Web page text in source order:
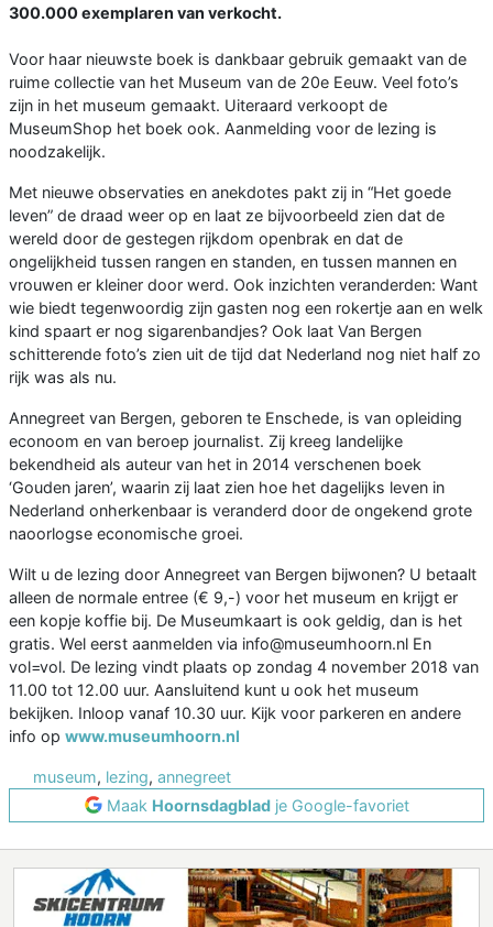
300.000 exemplaren van verkocht.
Voor haar nieuwste boek is dankbaar gebruik gemaakt van de
ruime collectie van het Museum van de 20e Eeuw. Veel foto’s
zijn in het museum gemaakt. Uiteraard verkoopt de
MuseumShop het boek ook. Aanmelding voor de lezing is
noodzakelijk.
Met nieuwe observaties en anekdotes pakt zij in “Het goede
leven” de draad weer op en laat ze bijvoorbeeld zien dat de
wereld door de gestegen rijkdom openbrak en dat de
ongelijkheid tussen rangen en standen, en tussen mannen en
vrouwen er kleiner door werd. Ook inzichten veranderden: Want
wie biedt tegenwoordig zijn gasten nog een rokertje aan en welk
kind spaart er nog sigarenbandjes? Ook laat Van Bergen
schitterende foto’s zien uit de tijd dat Nederland nog niet half zo
rijk was als nu.
Annegreet van Bergen, geboren te Enschede, is van opleiding
econoom en van beroep journalist. Zij kreeg landelijke
bekendheid als auteur van het in 2014 verschenen boek
‘Gouden jaren’, waarin zij laat zien hoe het dagelijks leven in
Nederland onherkenbaar is veranderd door de ongekend grote
naoorlogse economische groei.
Wilt u de lezing door Annegreet van Bergen bijwonen? U betaalt
alleen de normale entree (€ 9,-) voor het museum en krijgt er
een kopje koffie bij. De Museumkaart is ook geldig, dan is het
gratis. Wel eerst aanmelden via info@museumhoorn.nl En
vol=vol. De lezing vindt plaats op zondag 4 november 2018 van
11.00 tot 12.00 uur. Aansluitend kunt u ook het museum
bekijken. Inloop vanaf 10.30 uur. Kijk voor parkeren en andere
info op www.museumhoorn.nl
museum, lezing, annegreet
Maak Hoornsdagbladje Google-favoriet